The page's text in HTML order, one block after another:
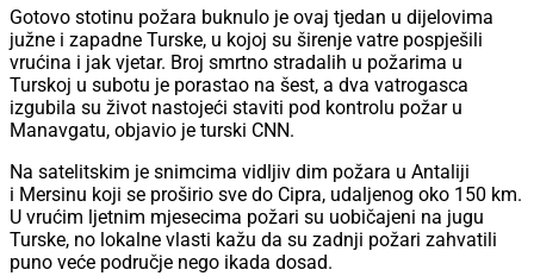
Gotovo stotinu požara buknulo je ovaj tjedan u dijelovima
južne i zapadne Turske, u kojoj su širenje vatre pospješili
vrućina i jak vjetar. Broj smrtno stradalih u požarima u
Turskoj u subotu je porastao na šest, a dva vatrogasca
izgubila su život nastojeći staviti pod kontrolu požar u
Manavgatu, objavio je turski CNN.
Na satelitskim je snimcima vidljiv dim požara u Antaliji
i Mersinu koji se proširio sve do Cipra, udaljenog oko 150 km.
U vrućim ljetnim mjesecima požari su uobičajeni na jugu
Turske, no lokalne vlasti kažu da su zadnji požari zahvatili
puno veće područje nego ikada dosad.